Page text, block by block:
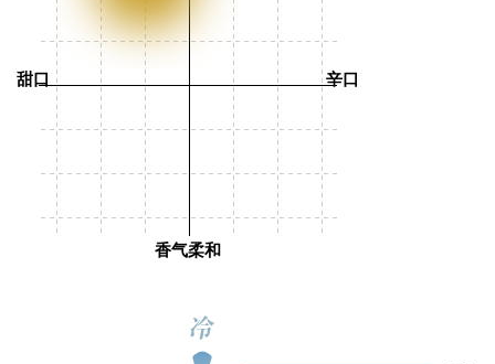
辛口
甜口
香气柔和